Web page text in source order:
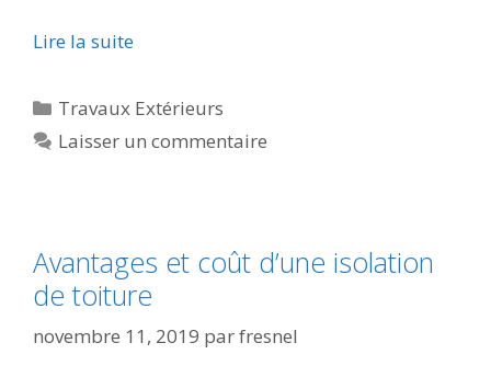
Lire la suite
Travaux Extérieurs
Laisser un commentaire
Avantages et coût d’une isolation
de toiture
novembre 11, 2019 parfresnel